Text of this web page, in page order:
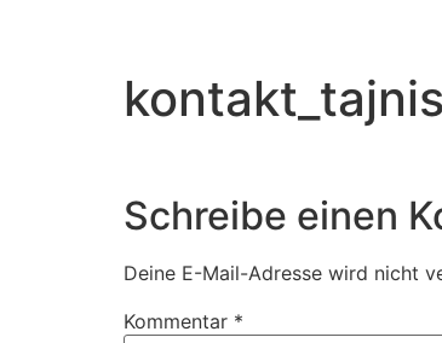
Schreibe einen
Deine E-Mail-Adresse wird nicht
Kommentar *